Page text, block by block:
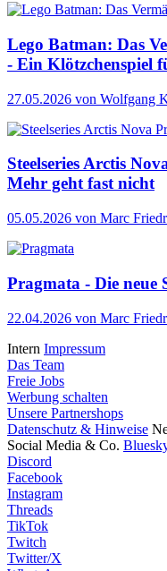
Lego Batman: Das
- Ein Klötzchenspiel
27.05.2026 von Wolfgang
Steelseries Arctis
Mehr geht fast nicht
05.05.2026 von Marc
Pragmata - Die neue
22.04.2026 von Marc
Intern Impressum
Das Team
Freie Jobs
Werbung schalten
Unsere Partnershops
Datenschutz & Hinweise
Social Media & Co.
Discord
Facebook
Instagram
Threads
TikTok
Twitch
Twitter/X